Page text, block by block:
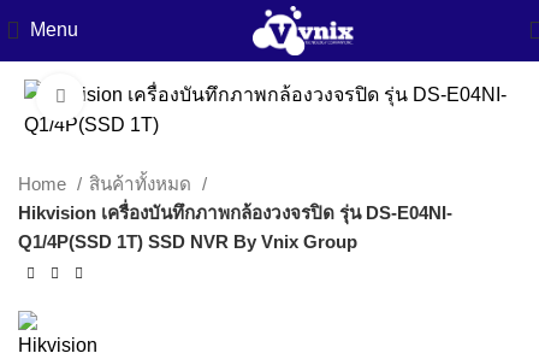
Menu
Click to enlarge
Home
สินค้าทั้งหมด
Hikvision เครื่องบันทึกภาพกล้องวงจรปิด รุ่น DS-E04NI-
Q1/4P(SSD 1T) SSD NVR By Vnix Group